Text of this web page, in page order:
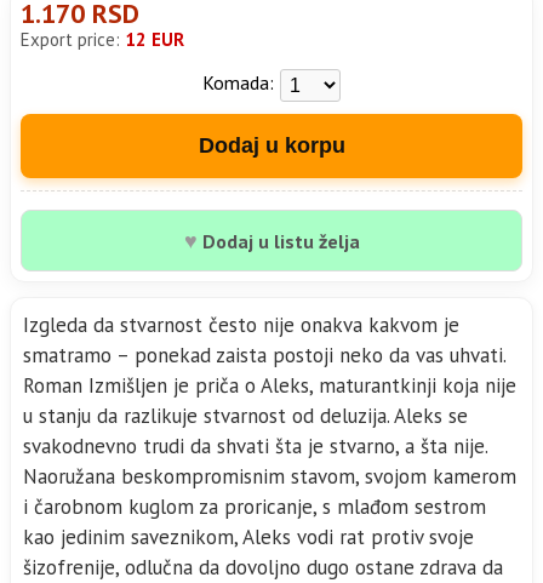
1.170 RSD
Export price: 12 EUR
Komada:
Dodaj u korpu
♥ Dodaj u listu želja
Izgleda da stvarnost često nije onakva kakvom je
smatramo – ponekad zaista postoji neko da vas uhvati.
Roman Izmišljen je priča o Aleks, maturantkinji koja nije
u stanju da razlikuje stvarnost od deluzija. Aleks se
svakodnevno trudi da shvati šta je stvarno, a šta nije.
Naoružana beskompromisnim stavom, svojom kamerom
i čarobnom kuglom za proricanje, s mlađom sestrom
kao jedinim saveznikom, Aleks vodi rat protiv svoje
šizofrenije, odlučna da dovoljno dugo ostane zdrava da